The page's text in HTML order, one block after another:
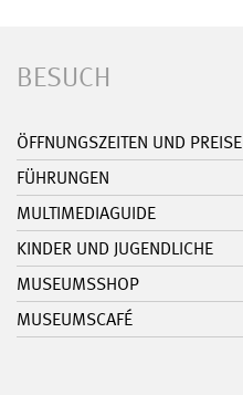
BESUCH
ÖFFNUNGSZEITEN UND PREISE
FÜHRUNGEN
MULTIMEDIAGUIDE
KINDER UND JUGENDLICHE
MUSEUMSSHOP
MUSEUMSCAFÉ